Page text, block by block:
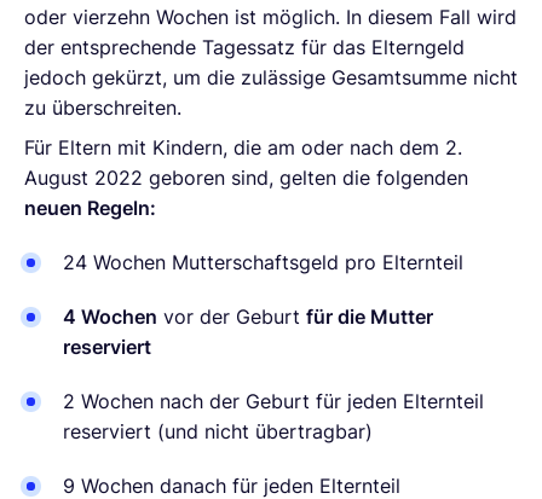
oder vierzehn Wochen ist möglich. In diesem Fall wird
der entsprechende Tagessatz für das Elterngeld
jedoch gekürzt, um die zulässige Gesamtsumme nicht
zu überschreiten.
Für Eltern mit Kindern, die am oder nach dem 2.
August 2022 geboren sind, gelten die folgenden
neuen Regeln:
24 Wochen Mutterschaftsgeld pro Elternteil
4 Wochen vor der Geburt für die Mutter
reserviert
2 Wochen nach der Geburt für jeden Elternteil
reserviert (und nicht übertragbar)
9 Wochen danach für jeden Elternteil